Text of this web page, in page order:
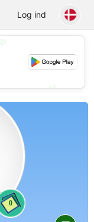
Log ind
💕
0